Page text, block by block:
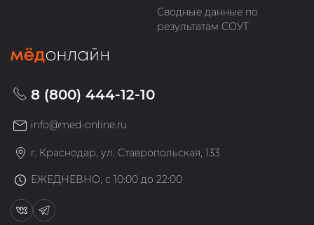
Сводные данные по
результатам СОУТ
8 (800) 444-12-10
info@med-online.ru
г. Краснодар, ул. Ставропольская, 133
ЕЖЕДНЕВНО, с 10:00 до 22:00